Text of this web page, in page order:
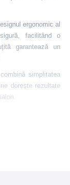
ergonomic al
facilitând o
garantează un
simplitatea
dorește rezultate